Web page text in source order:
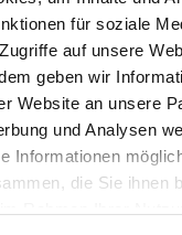
für soziale
auf unsere
geben wir
Website an unsere
und Analysen
Informationen
die Sie ihnen